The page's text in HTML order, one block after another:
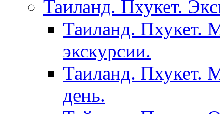
Таиланд. Пхукет.
Таиланд. Пхукет.
экскурсии.
Таиланд. Пхукет.
день.